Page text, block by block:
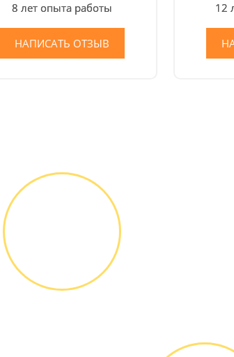
8 лет опыта работы
НАПИСАТЬ ОТЗЫВ
12